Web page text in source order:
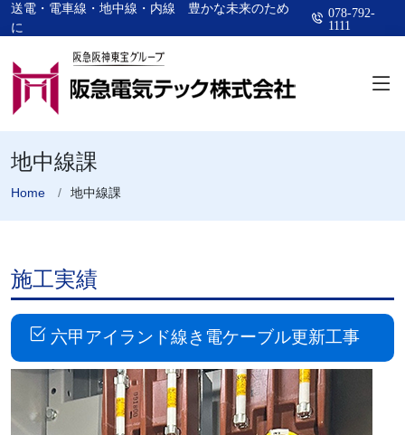
送電・電車線・地中線・内線 豊かな未来のため
に
078-792-
1111
地中線課
Home 地中線課
施工実績
六甲アイランド線き電ケーブル更新工事